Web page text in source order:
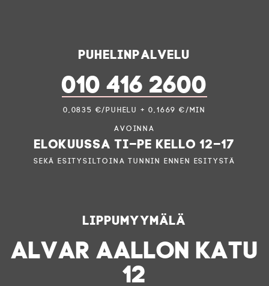
Puhelinpalvelu
010 416 2600
0,0835 €/puhelu + 0,1669 €/min
Avoinna
elokuussa ti–pe kello 12–17
sekä esitysiltoina tunnin ennen esitystä
Lippumyymälä
ALVAR AALLON KATU
12